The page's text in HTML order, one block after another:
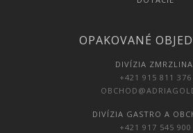
OPAKOVANÉ
DIVÍZIA
+421 915 811 376
DIVÍZIA GASTRO A
+421 917 545 900